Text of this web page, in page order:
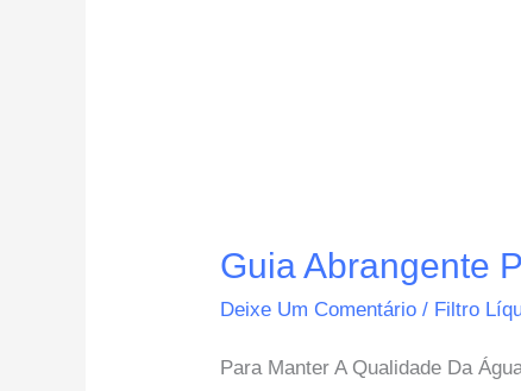
Guia Abrangente
Deixe Um Comentário / Filtro
Para Manter A Qualidade Da
Para
Substituição
Manutenção